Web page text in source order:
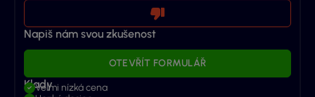
Napiš nám svou zkušenost
OTEVŘÍT FORMULÁŘ
Klady
Velmi nízká cena